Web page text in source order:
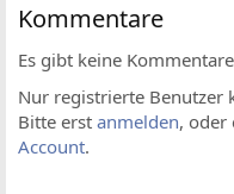
Kommentare
Es gibt keine
Nur registrierte Benutzer
Bitte erst anmelden, oder
Account.